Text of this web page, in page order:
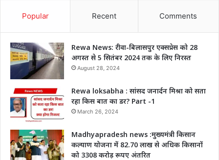
Popular Recent Comments
Rewa News: रीवा-बिलासपुर एक्सप्रेस को 28
अगस्त से 5 सितंबर 2024 तक के लिए निरस्त
August 28, 2024
Rewa loksabha : सांसद जनार्दन मिश्रा को सता
रहा किस बात का डर? Part -1
March 26, 2024
Madhyapradesh news :मुख्यमंत्री किसान
कल्याण योजना में 82.70 लाख से अधिक किसानों
को 3308 करोड़ रूपए अंतरित